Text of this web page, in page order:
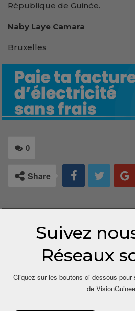
République de Guinée.
Naby Laye Camara
Bruxelles
0
Share
LAISSER UN COMMENTAIRE
Suivez
Réseaux
Cliquez sur les boutons ci-dessous
de